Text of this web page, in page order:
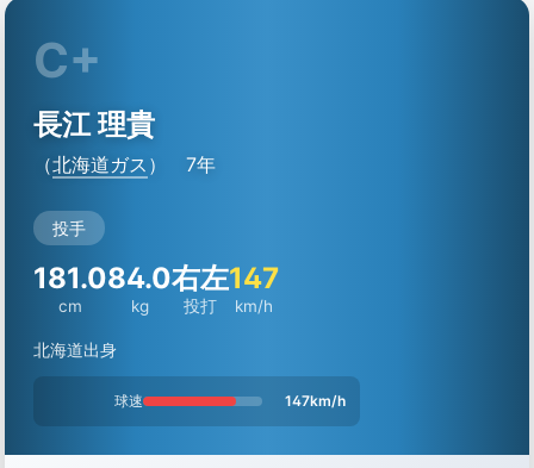
C+
長江 理貴
（北海道ガス ） 7年
投手
181.0
cm
84.0
kg
右左
投打
147
km/h
北海道出身
球速 147km/h